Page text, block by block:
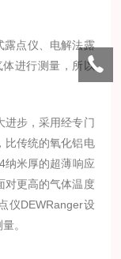
露点仪、电解法露
进行测量，所以
进步，采用经专门
比传统的氧化铝电
纳米厚的超薄响应
对更高的气体温度
仪DEWRanger设
。